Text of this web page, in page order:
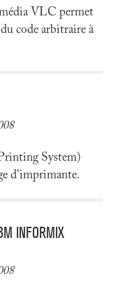
VLC permet
code arbitraire à
System)
d'imprimante.
INFORMIX